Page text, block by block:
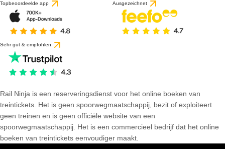
Topbeoordeelde app Ausgezeichnet
Sehr gut & empfohlen
Rail Ninja is een reserveringsdienst voor het online boeken van
treintickets. Het is geen spoorwegmaatschappij, bezit of exploiteert
geen treinen en is geen officiële website van een
spoorwegmaatschappij. Het is een commercieel bedrijf dat het online
boeken van treintickets eenvoudiger maakt.